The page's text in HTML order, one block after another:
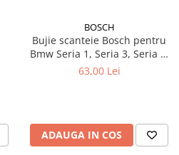
BOSCH
Bujie scanteie Bosch pentru
Bmw Seria 1, Seria 3, Seria 5,
Seria 6, Seria 7, X1, X3, X5, Z4
63,00 Lei
ADAUGA IN COS